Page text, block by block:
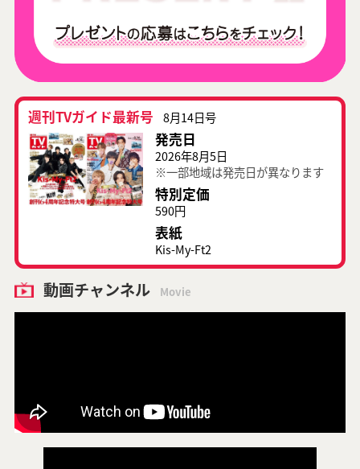
週刊TVガイド最新号 8月14日号
発売日
2026年8月5日
※一部地域は発売日が異なります
特別定価
590円
表紙
Kis-My-Ft2
動画チャンネル Movie